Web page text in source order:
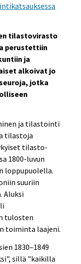
tilastovirasto
perustettiin
ja
alkoivat jo
jotka
ja tilastointi
tilastoja
tilasto-
1800-luvun
loppupuolella.
suuriin
Aluksi
tulosten
toiminta laajeni.
1830–1849
sillä "kaikilla